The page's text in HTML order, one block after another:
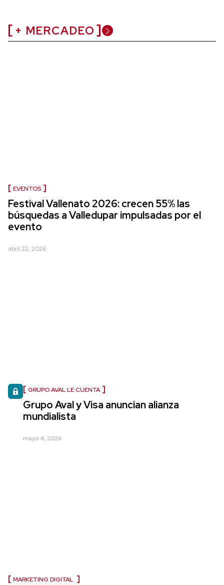
+ MERCADEO
EVENTOS
Festival Vallenato 2026: crecen 55% las
búsquedas a Valledupar impulsadas por el
evento
abril 22, 2026
GRUPO AVAL LE CUENTA
Grupo Aval y Visa anuncian alianza
mundialista
mayo 4, 2026
MARKETING DIGITAL